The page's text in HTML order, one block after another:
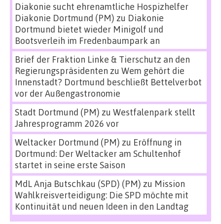
Diakonie sucht ehrenamtliche Hospizhelfer
Diakonie Dortmund (PM) zu Diakonie
Dortmund bietet wieder Minigolf und
Bootsverleih im Fredenbaumpark an
Brief der Fraktion Linke & Tierschutz an den
Regierungspräsidenten zu Wem gehört die
Innenstadt? Dortmund beschließt Bettelverbot
vor der Außengastronomie
Stadt Dortmund (PM) zu Westfalenpark stellt
Jahresprogramm 2026 vor
Weltacker Dortmund (PM) zu Eröffnung in
Dortmund: Der Weltacker am Schultenhof
startet in seine erste Saison
MdL Anja Butschkau (SPD) (PM) zu Mission
Wahlkreisverteidigung: Die SPD möchte mit
Kontinuität und neuen Ideen in den Landtag